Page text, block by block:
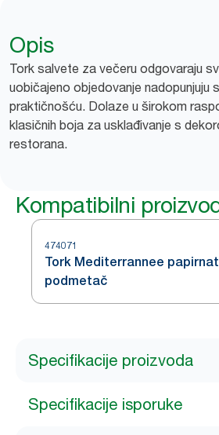
Opis
Tork salvete za večeru odgovaraju
uobičajeno objedovanje nadopunjuju
praktičnošću. Dolaze u širokom
klasičnih boja za usklađivanje s
restorana.
Kompatibilni
474071
Tork Mediterrannee
podmetač
Specifikacije proizvoda
Specifikacije isporuke